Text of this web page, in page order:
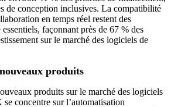
de conception inclusives. La compatibilité
en temps réel restent des
façonnant près de 67 % des
sur le marché des logiciels de
produits
produits sur le marché des logiciels
concentre sur l’automatisation